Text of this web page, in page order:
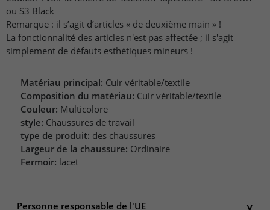
ou S3 Black
Remarque : il s’agit d’articles « de deuxième main » !
La fonctionnalité des articles n'est pas affectée ; il s'agit
simplement de défauts esthétiques mineurs !
Matériau principal: Cuir véritable/textile
Composition du matériau: Cuir véritable/textile
Couleur: Multicolore
style: Chaussures de travail
type de produit: des chaussures
Largeur de la chaussure: Ordinaire
Fermoir: lacet
Personne responsable de l'UE